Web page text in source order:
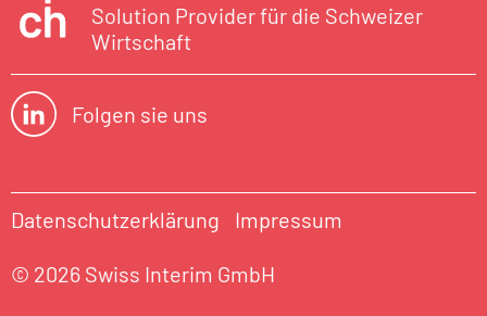
Solution Provider für die Schweizer
Wirtschaft
Folgen sie uns
Datenschutzerklärung Impressum
© 2026 Swiss Interim GmbH